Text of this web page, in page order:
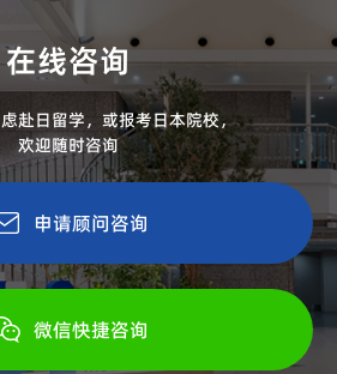
在线咨询
赴日留学，或报考日本院校，
欢迎随时咨询
申请顾问咨询
微信快捷咨询